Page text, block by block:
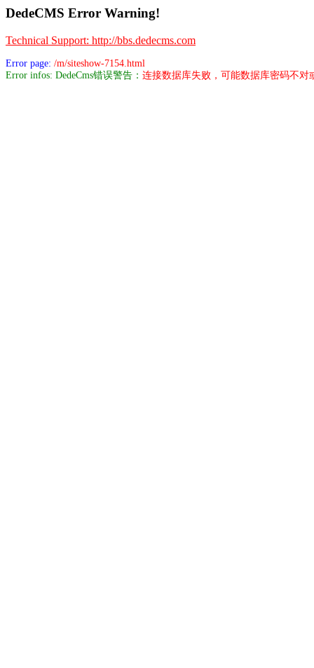
DedeCMS Error Warning!
Technical Support: http://bbs.dedecms.com
Error page: /m/siteshow-7154.html
Error infos: DedeCms错误警告： 连接数据库失败，可能数据库密码不对